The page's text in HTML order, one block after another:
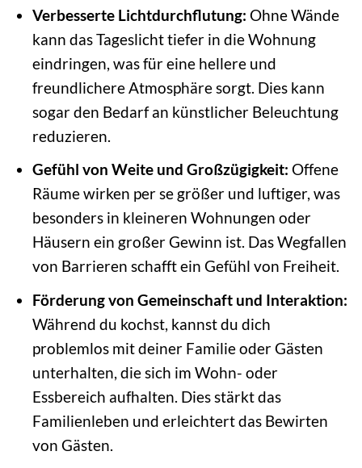
Verbesserte Lichtdurchflutung: Ohne Wände
kann das Tageslicht tiefer in die Wohnung
eindringen, was für eine hellere und
freundlichere Atmosphäre sorgt. Dies kann
sogar den Bedarf an künstlicher Beleuchtung
reduzieren.
Gefühl von Weite und Großzügigkeit: Offene
Räume wirken per se größer und luftiger, was
besonders in kleineren Wohnungen oder
Häusern ein großer Gewinn ist. Das Wegfallen
von Barrieren schafft ein Gefühl von Freiheit.
Förderung von Gemeinschaft und Interaktion:
Während du kochst, kannst du dich
problemlos mit deiner Familie oder Gästen
unterhalten, die sich im Wohn- oder
Essbereich aufhalten. Dies stärkt das
Familienleben und erleichtert das Bewirten
von Gästen.